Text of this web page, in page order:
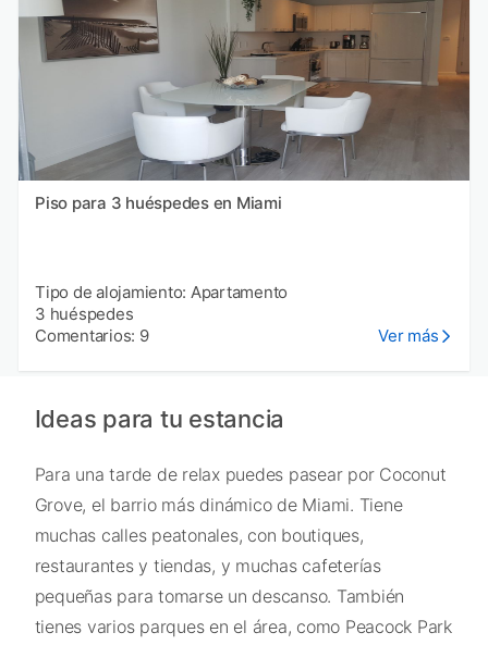
Piso para 3 huéspedes en Miami
Tipo de alojamiento: Apartamento
3 huéspedes
Comentarios: 9
Ver más
Ideas para tu estancia
Para una tarde de relax puedes pasear por Coconut
Grove, el barrio más dinámico de Miami. Tiene
muchas calles peatonales, con boutiques,
restaurantes y tiendas, y muchas cafeterías
pequeñas para tomarse un descanso. También
tienes varios parques en el área, como Peacock Park